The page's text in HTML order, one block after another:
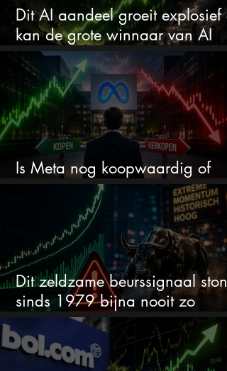
Dit AI aandeel groeit explosief
kan de grote winnaar van AI
worden
Is Meta nog koopwaardig of
wordt het tijd om te verkopen?
Dit zeldzame beurssignaal stond
sinds 1979 bijna nooit zo
extreem